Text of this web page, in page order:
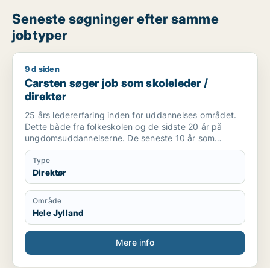
Seneste søgninger efter samme
jobtyper
Carsten søger job som skoleleder / direktør
9 d siden
Carsten søger job som skoleleder /
direktør
25 års ledererfaring inden for uddannelses området.
Dette både fra folkeskolen og de sidste 20 år på
ungdomsuddannelserne. De seneste 10 år som
direktør på et Handelsgymnasium. Herudover har jeg
bred bestyrelses erfaring fra både politiske og
frivillige bestyrelser.
Oprindeligt uddannet Folkeskolelærer, har
efterfølgende taget en diplom i forvaltningdledelse,
en master i offentlig ledelse,en bestyrelse uddannelse
samt flere andre efteruddannelser.
Type
Direktør
Område
Hele Jylland
Mere info